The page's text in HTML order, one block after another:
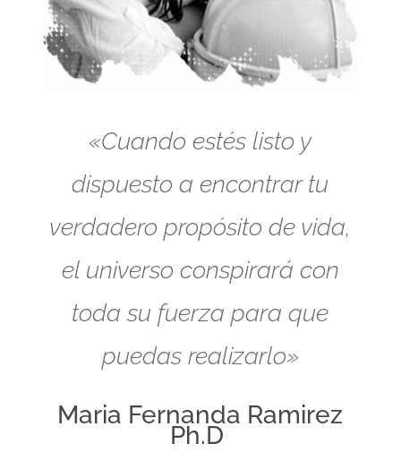
«Cuando estés listo y
dispuesto a encontrar tu
verdadero propósito de vida,
el universo conspirará con
toda su fuerza para que
puedas realizarlo»
Maria Fernanda Ramirez
Ph.D